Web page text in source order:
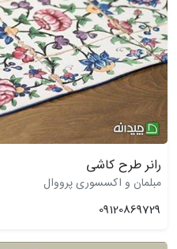
رانر طرح کاشی
مبلمان و اکسسوری پرووال
09120869729